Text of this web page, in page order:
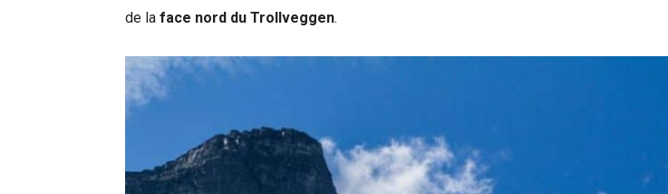
de la face nord du Trollveggen.